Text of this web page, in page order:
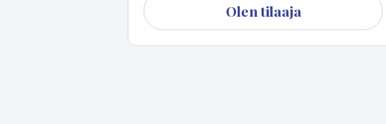
Olen tilaaja